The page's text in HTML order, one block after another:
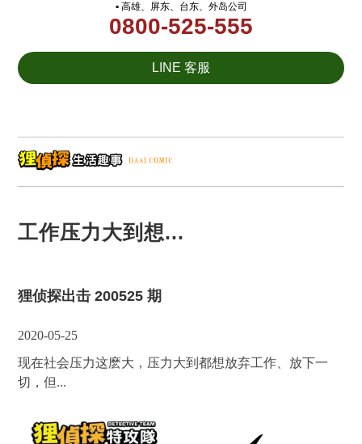
▪ 高雄、屏东、台东、外岛公司
0800-525-555
LINE 客服
工作压力大到想...
狸侦探出击 200525 期
2020-05-25
现在社会压力这麽大，压力大到都想放弃工作、放下一
切，但...